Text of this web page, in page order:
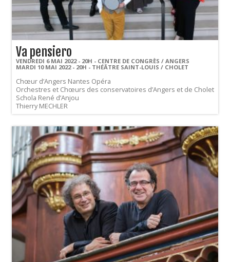
Va pensiero
VENDREDI 6 MAI 2022 - 20H - CENTRE DE CONGRÈS / ANGERS
MARDI 10 MAI 2022 - 20H - THÉÂTRE SAINT-LOUIS / CHOLET
Chœur d’Angers Nantes Opéra
Orchestres et Chœurs des conservatoires d’Angers et de Cholet
Schola René d’Anjou
Thierry MECHLER